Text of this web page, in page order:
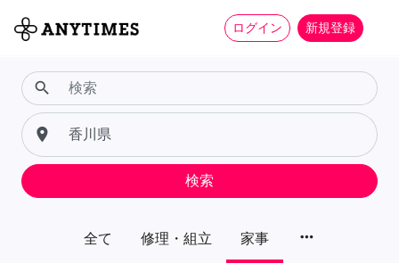
ログイン 新規登録
全て 修理・組立 家事 more_horiz
search
place
検索